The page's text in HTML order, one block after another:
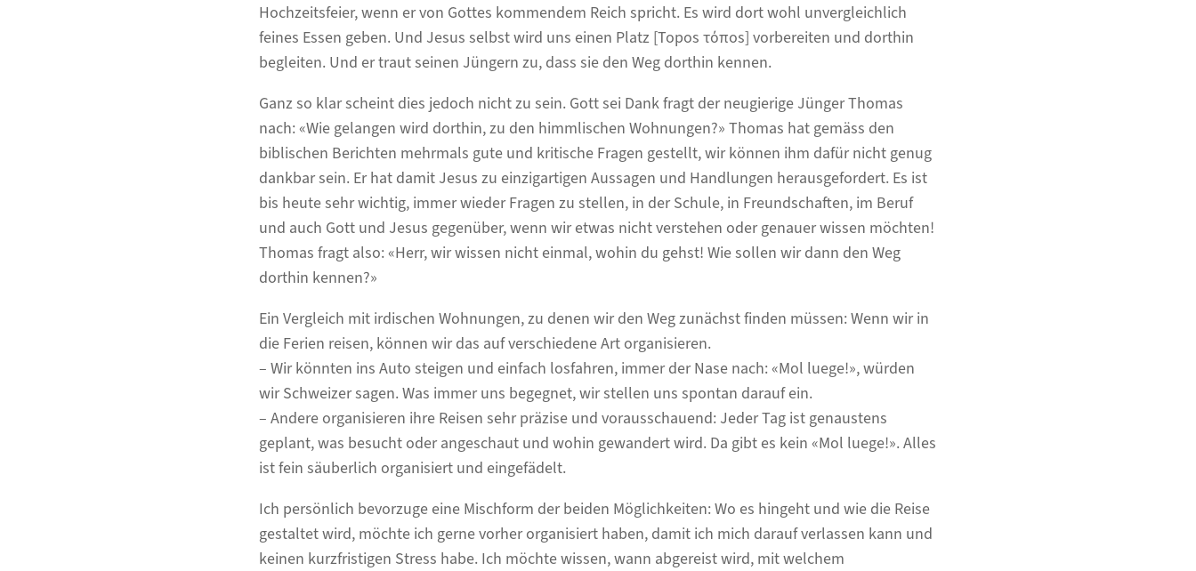
Hochzeitsfeier, wenn er von Gottes kommendem Reich spricht. Es wird dort wohl unvergleichlich
feines Essen geben. Und Jesus selbst wird uns einen Platz [Topos τόπos] vorbereiten und dorthin
begleiten. Und er traut seinen Jüngern zu, dass sie den Weg dorthin kennen.
Ganz so klar scheint dies jedoch nicht zu sein. Gott sei Dank fragt der neugierige Jünger Thomas
nach: «Wie gelangen wird dorthin, zu den himmlischen Wohnungen?» Thomas hat gemäss den
biblischen Berichten mehrmals gute und kritische Fragen gestellt, wir können ihm dafür nicht genug
dankbar sein. Er hat damit Jesus zu einzigartigen Aussagen und Handlungen herausgefordert. Es ist
bis heute sehr wichtig, immer wieder Fragen zu stellen, in der Schule, in Freundschaften, im Beruf
und auch Gott und Jesus gegenüber, wenn wir etwas nicht verstehen oder genauer wissen möchten!
Thomas fragt also: «Herr, wir wissen nicht einmal, wohin du gehst! Wie sollen wir dann den Weg
dorthin kennen?»
Ein Vergleich mit irdischen Wohnungen, zu denen wir den Weg zunächst finden müssen: Wenn wir in
die Ferien reisen, können wir das auf verschiedene Art organisieren.
– Wir könnten ins Auto steigen und einfach losfahren, immer der Nase nach: «Mol luege!», würden
wir Schweizer sagen. Was immer uns begegnet, wir stellen uns spontan darauf ein.
– Andere organisieren ihre Reisen sehr präzise und vorausschauend: Jeder Tag ist genaustens
geplant, was besucht oder angeschaut und wohin gewandert wird. Da gibt es kein «Mol luege!». Alles
ist fein säuberlich organisiert und eingefädelt.
Ich persönlich bevorzuge eine Mischform der beiden Möglichkeiten: Wo es hingeht und wie die Reise
gestaltet wird, möchte ich gerne vorher organisiert haben, damit ich mich darauf verlassen kann und
keinen kurzfristigen Stress habe. Ich möchte wissen, wann abgereist wird, mit welchem